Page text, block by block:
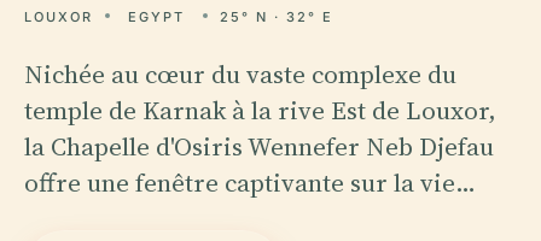
LOUXOR EGYPT 25° N · 32° E
Nichée au cœur du vaste complexe du
temple de Karnak à la rive Est de Louxor,
la Chapelle d'Osiris Wennefer Neb Djefau
offre une fenêtre captivante sur la vie…